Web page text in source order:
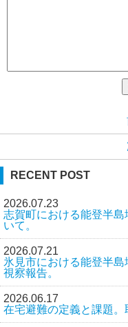
RECENT POST
2026.07.23
志賀町における能登半
いて。
2026.07.21
氷見市における能登半島
視察報告。
2026.06.17
在宅避難の定義と課題。